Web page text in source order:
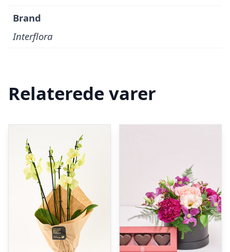
Brand
Interflora
Relaterede varer